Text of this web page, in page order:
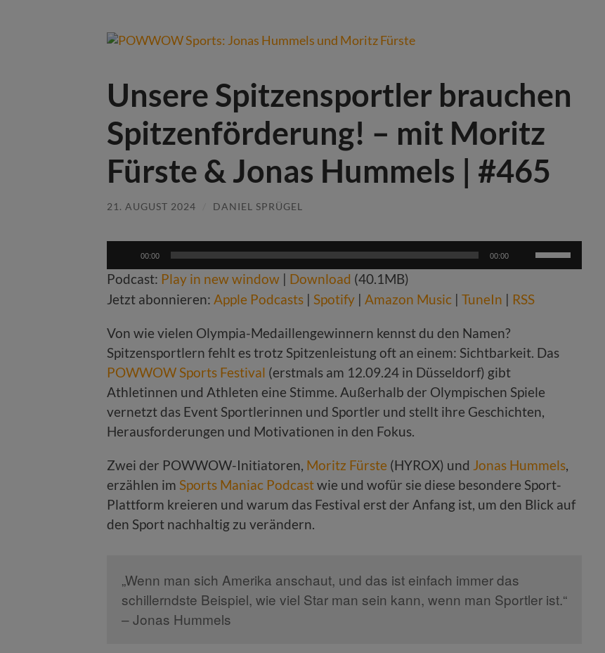
Unsere Spitzensportler brauchen
Spitzenförderung! – mit Moritz
Fürste & Jonas Hummels | #465
21. AUGUST 2024 DANIEL SPRÜGEL
00:00 00:00
Hoch/Runter
regeln.
Podcast: Play in new window | Download (40.1MB)
Jetzt abonnieren: Apple Podcasts | Spotify | Amazon Music | TuneIn | RSS
Von wie vielen Olympia-Medaillengewinnern kennst du den Namen?
Spitzensportlern fehlt es trotz Spitzenleistung oft an einem: Sichtbarkeit. Das
POWWOW Sports Festival (erstmals am 12.09.24 in Düsseldorf) gibt
Athletinnen und Athleten eine Stimme. Außerhalb der Olympischen Spiele
vernetzt das Event Sportlerinnen und Sportler und stellt ihre Geschichten,
Herausforderungen und Motivationen in den Fokus.
Zwei der POWWOW-Initiatoren, Moritz Fürste (HYROX) und Jonas Hummels,
erzählen im Sports Maniac Podcastwie und wofür sie diese besondere Sport-
Plattform kreieren und warum das Festival erst der Anfang ist, um den Blick auf
den Sport nachhaltig zu verändern.
„Wenn man sich Amerika anschaut, und das ist einfach immer das
schillerndste Beispiel, wie viel Star man sein kann, wenn man Sportler ist.“
– Jonas Hummels